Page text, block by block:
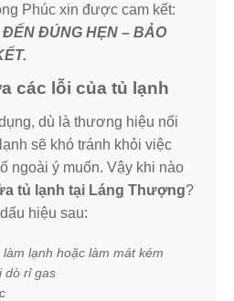
Phúc xin được cam kết:
ĐÚNG HẸN – BẢO
các lỗi của tủ lạnh
dù là thương hiệu nổi
sẽ khó tránh khỏi việc
ngoài ý muốn. Vậy khi nào
tủ lạnh tại Láng Thượng?
hiệu sau:
lạnh hoặc làm mát kém
dò rỉ gas